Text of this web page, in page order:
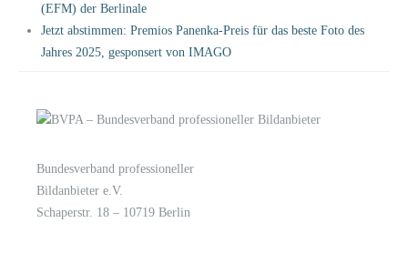
(EFM) der Berlinale
Jetzt abstimmen: Premios Panenka-Preis für das beste Foto des
Jahres 2025, gesponsert von IMAGO
Bundesverband professioneller
Bildanbieter e.V.
Schaperstr. 18 – 10719 Berlin